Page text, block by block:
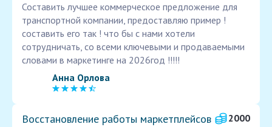
Составить лучшее коммерческое предложение для
транспортной компании, предоставляю пример !
составить его так ! что бы с нами хотели
сотрудничать, со всеми ключевыми и продаваемыми
словами в маркетинге на 2026год !!!!!
Анна Орлова
Восстановление работы маркетплейсов
2000